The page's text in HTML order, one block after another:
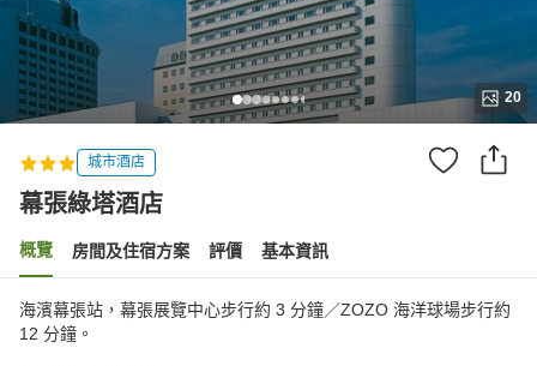
20
城市酒店
幕張綠塔酒店
概覽 房間及住宿方案 評價 基本資訊
海濱幕張站，幕張展覽中心步行約 3 分鐘／ZOZO 海洋球場步行約
12 分鐘。